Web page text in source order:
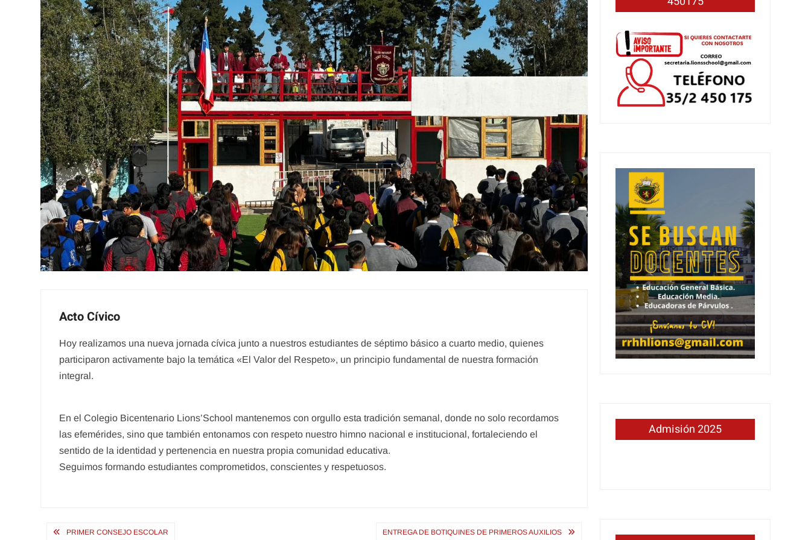
Acto Cívico
Hoy realizamos una nueva jornada cívica junto a nuestros estudiantes de séptimo básico a cuarto medio, quienes
participaron activamente bajo la temática «El Valor del Respeto», un principio fundamental de nuestra formación
integral.
En el Colegio Bicentenario Lions’School mantenemos con orgullo esta tradición semanal, donde no solo recordamos
las efemérides, sino que también entonamos con respeto nuestro himno nacional e institucional, fortaleciendo el
sentido de la identidad y pertenencia en nuestra propia comunidad educativa.
Seguimos formando estudiantes comprometidos, conscientes y respetuosos.
Navegación
PRIMER CONSEJO ESCOLAR ENTREGA DE BOTIQUINES DE PRIMEROS AUXILIOS
Admisión 2025